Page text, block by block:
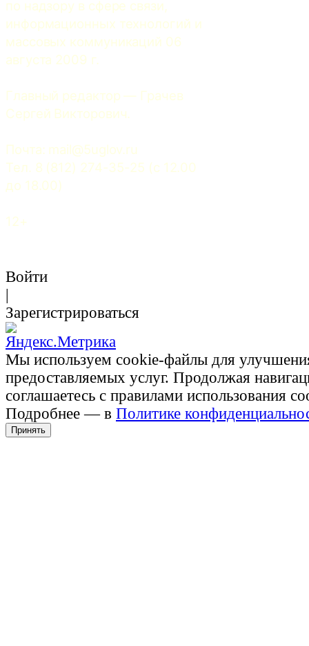
по надзору в сфере связи,
информационных технологий и
массовых коммуникаций 06
августа 2009 г.
Главный редактор — Грачев
Сергей Викторович.
Почта: mail@5uglov.ru
Тел. 8 (812) 274-35-25 (c 12.00
до 18.00)
12+
Войти
|
Зарегистрироваться
Мы используем cookie-файлы для
предоставляемых услуг. Продолжая
соглашаетесь с правилами использования
Подробнее — в Политике
Принять